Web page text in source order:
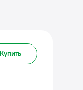
Купить